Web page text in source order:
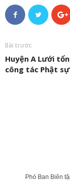
Bài trước
Huyện A Lưới
công tác Phật
Phó Ban Biên